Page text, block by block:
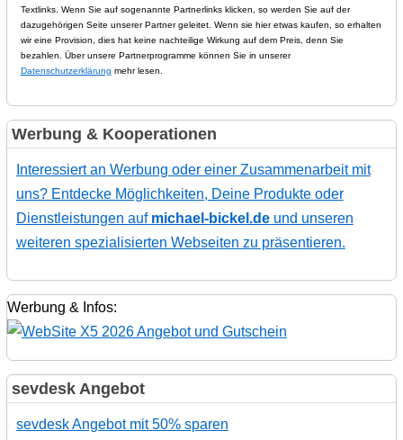
Textlinks. Wenn Sie auf sogenannte Partnerlinks klicken, so werden Sie auf der
dazugehörigen Seite unserer Partner geleitet. Wenn sie hier etwas kaufen, so erhalten
wir eine Provision, dies hat keine nachteilige Wirkung auf dem Preis, denn Sie
bezahlen. Über unsere Partnerprogramme können Sie in unserer
Datenschutzerklärung mehr lesen.
Werbung & Kooperationen
Interessiert an Werbung oder einer Zusammenarbeit mit
uns? Entdecke Möglichkeiten, Deine Produkte oder
Dienstleistungen auf michael-bickel.deund unseren
weiteren spezialisierten Webseiten zu präsentieren.
Werbung & Infos:
sevdesk Angebot
sevdesk Angebot mit 50% sparen